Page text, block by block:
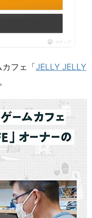
ポチップ
フェ「 JELLY JELLY